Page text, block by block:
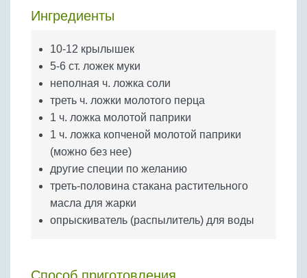
Крупы
Ингредиенты
10-12 крылышек
5-6 ст. ложек муки
неполная ч. ложка соли
треть ч. ложки молотого перца
1 ч. ложка молотой паприки
1 ч. ложка копченой молотой паприки
(можно без нее)
другие специи по желанию
треть-половина стакана растительного
масла для жарки
опрыскиватель (распылитель) для воды